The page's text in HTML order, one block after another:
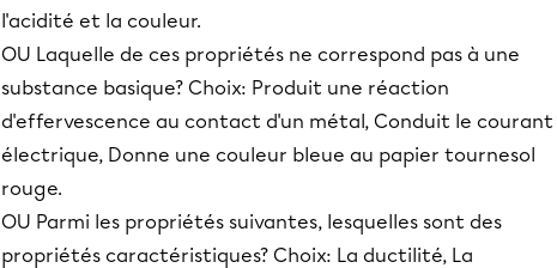
l'acidité et la couleur.
OU Laquelle de ces propriétés ne correspond pas à une
substance basique? Choix: Produit une réaction
d'effervescence au contact d'un métal, Conduit le courant
électrique, Donne une couleur bleue au papier tournesol
rouge.
OU Parmi les propriétés suivantes, lesquelles sont des
propriétés caractéristiques? Choix: La ductilité, La